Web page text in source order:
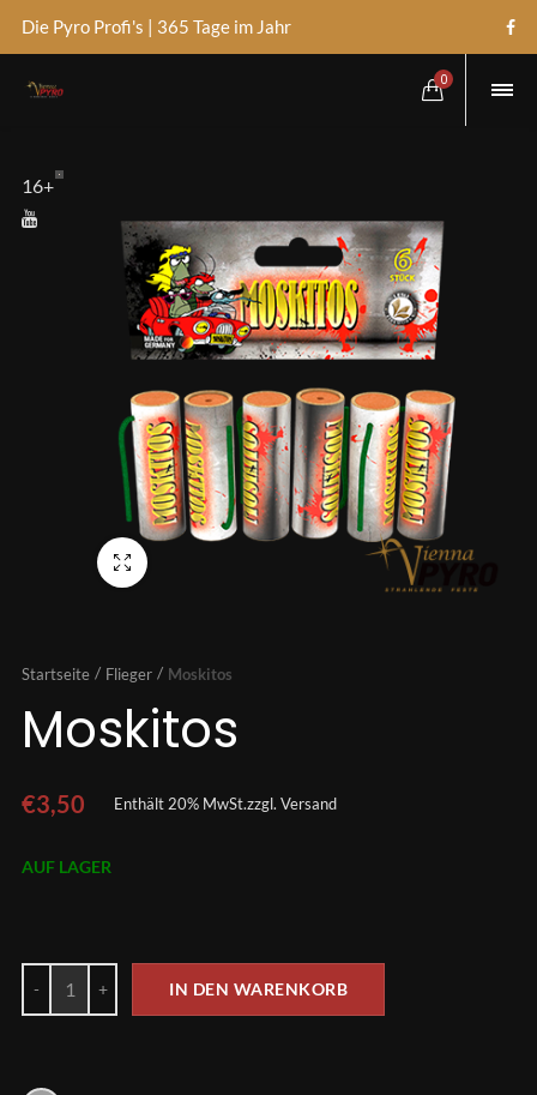
Die Pyro Profi's | 365 Tage im Jahr
0
16+
Startseite Flieger Moskitos
Moskitos
€3,50 Enthält 20% MwSt.zzgl. Versand
AUF LAGER
IN DEN WARENKORB